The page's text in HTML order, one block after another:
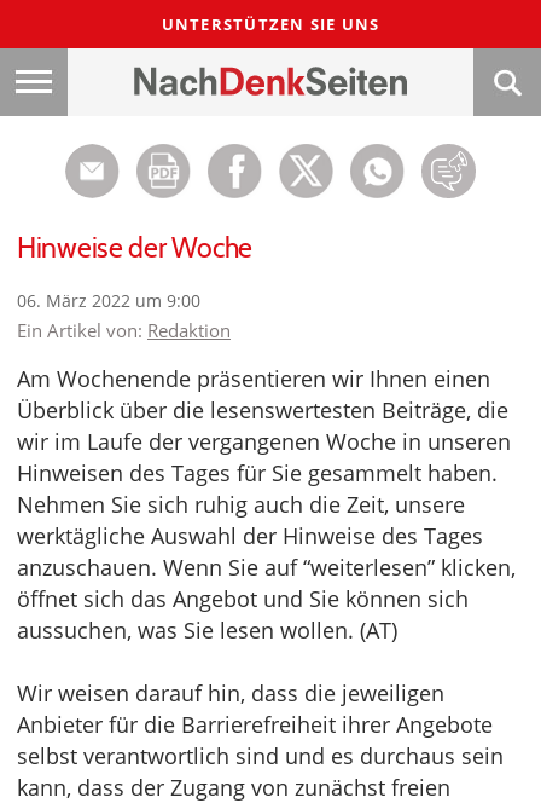
UNTERSTÜTZEN SIE UNS
Hinweise der Woche
06. März 2022 um 9:00
Ein Artikel von: Redaktion
Am Wochenende präsentieren wir Ihnen einen
Überblick über die lesenswertesten Beiträge, die
wir im Laufe der vergangenen Woche in unseren
Hinweisen des Tages für Sie gesammelt haben.
Nehmen Sie sich ruhig auch die Zeit, unsere
werktägliche Auswahl der Hinweise des Tages
anzuschauen. Wenn Sie auf “weiterlesen” klicken,
öffnet sich das Angebot und Sie können sich
aussuchen, was Sie lesen wollen. (AT)
Wir weisen darauf hin, dass die jeweiligen
Anbieter für die Barrierefreiheit ihrer Angebote
selbst verantwortlich sind und es durchaus sein
kann, dass der Zugang von zunächst freien